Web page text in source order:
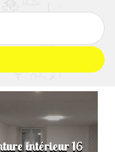
intérieur 16